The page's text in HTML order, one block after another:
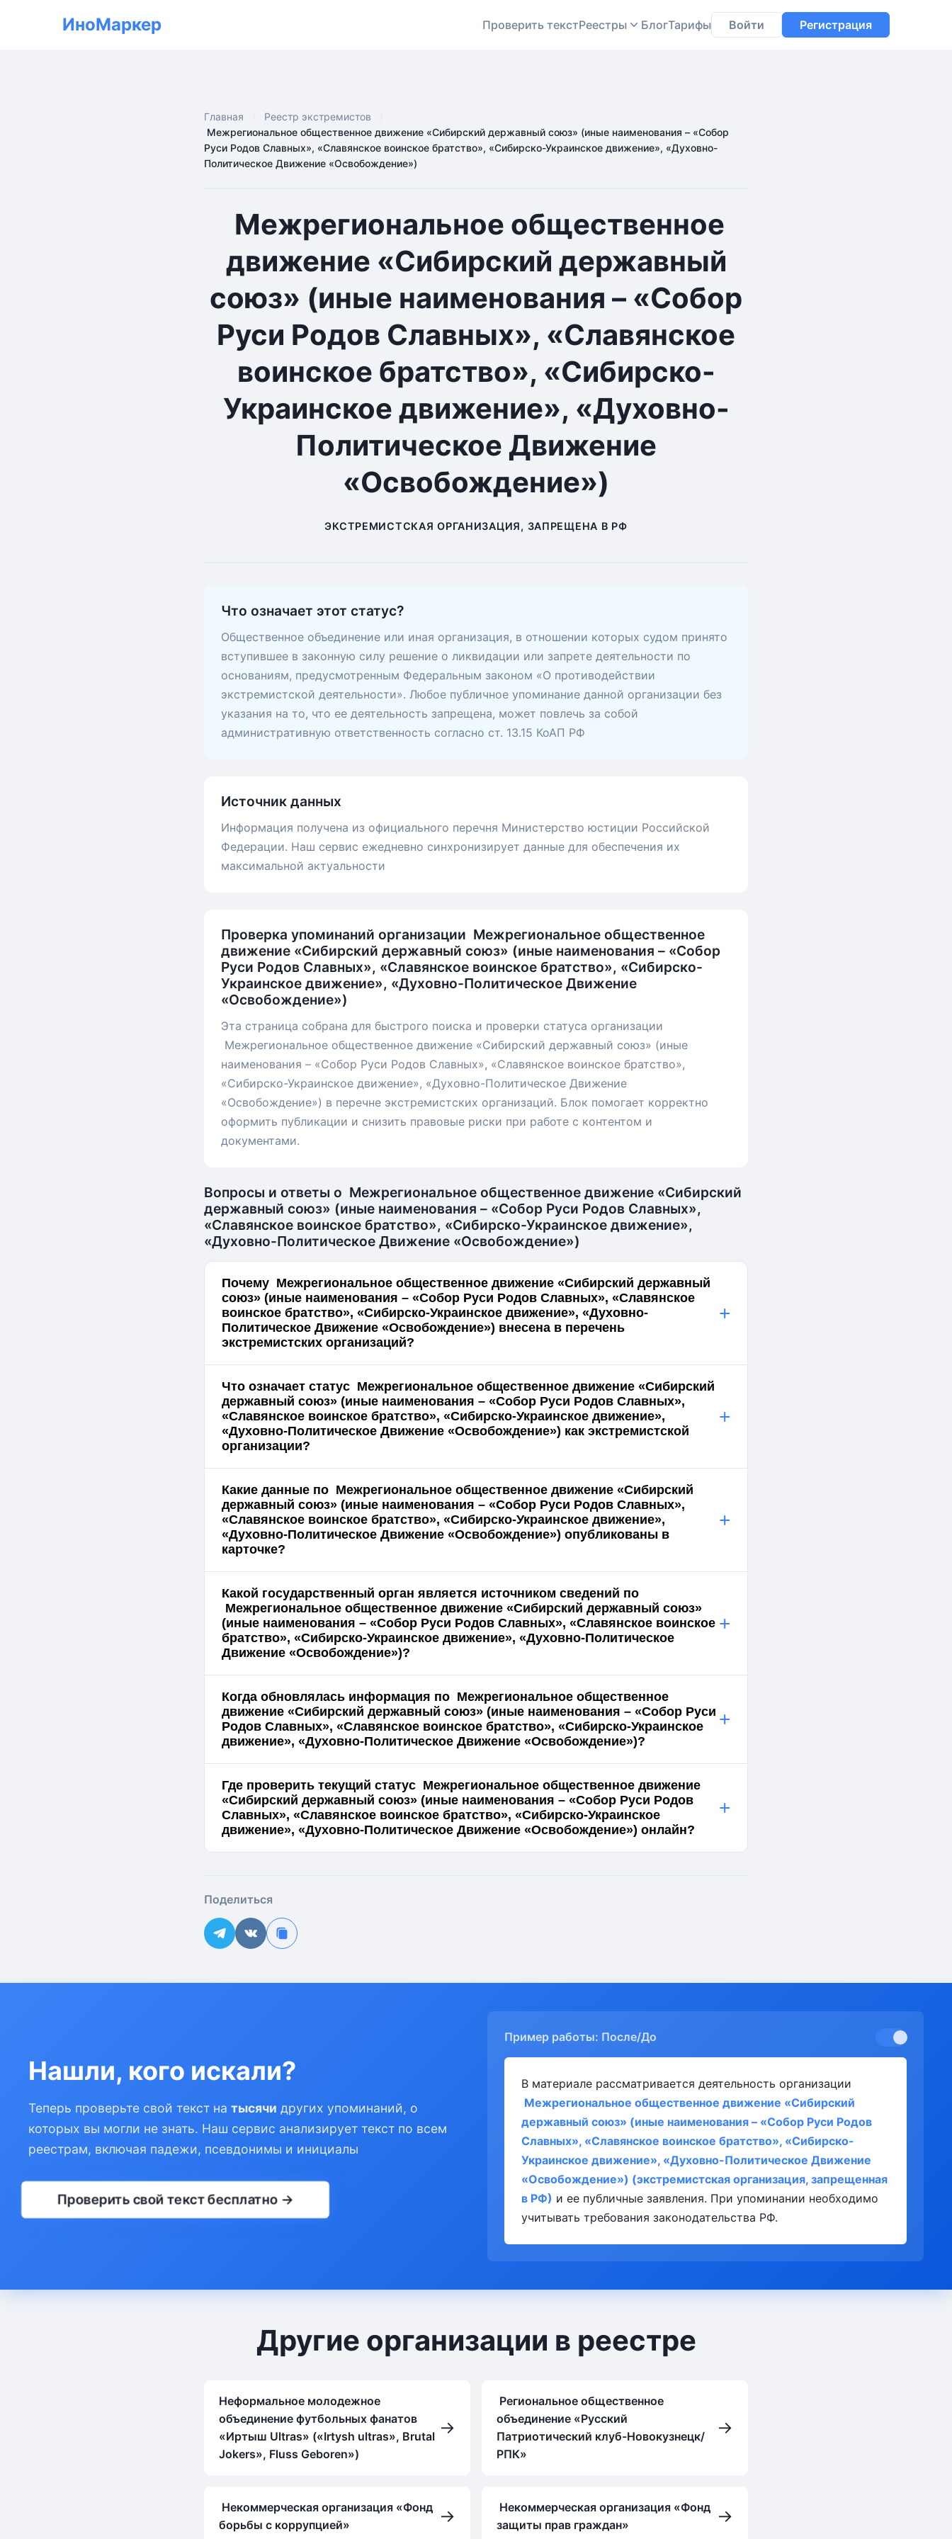
ИноМаркер Проверить текстРеестры БлогТарифы Войти Регистрация
Главная
Реестр экстремистов
Межрегиональное общественное движение «Сибирский державный союз» (иные наименования – «Собор
Руси Родов Славных», «Славянское воинское братство», «Сибирско-Украинское движение», «Духовно-
Политическое Движение «Освобождение»)
Межрегиональное общественное
движение «Сибирский державный
союз» (иные наименования – «Собор
Руси Родов Славных», «Славянское
воинское братство», «Сибирско-
Украинское движение», «Духовно-
Политическое Движение
«Освобождение»)
ЭКСТРЕМИСТСКАЯ ОРГАНИЗАЦИЯ, ЗАПРЕЩЕНА В РФ
Что означает этот статус?
Общественное объединение или иная организация, в отношении которых судом принято
вступившее в законную силу решение о ликвидации или запрете деятельности по
основаниям, предусмотренным Федеральным законом «О противодействии
экстремистской деятельности». Любое публичное упоминание данной организации без
указания на то, что ее деятельность запрещена, может повлечь за собой
административную ответственность согласно ст. 13.15 КоАП РФ
Источник данных
Информация получена из официального перечня Министерство юстиции Российской
Федерации. Наш сервис ежедневно синхронизирует данные для обеспечения их
максимальной актуальности
Проверка упоминаний организации Межрегиональное общественное
движение «Сибирский державный союз» (иные наименования – «Собор
Руси Родов Славных», «Славянское воинское братство», «Сибирско-
Украинское движение», «Духовно-Политическое Движение
«Освобождение»)
Эта страница собрана для быстрого поиска и проверки статуса организации
Межрегиональное общественное движение «Сибирский державный союз» (иные
наименования – «Собор Руси Родов Славных», «Славянское воинское братство»,
«Сибирско-Украинское движение», «Духовно-Политическое Движение
«Освобождение») в перечне экстремистских организаций. Блок помогает корректно
оформить публикации и снизить правовые риски при работе с контентом и
документами.
Вопросы и ответы о Межрегиональное общественное движение «Сибирский
державный союз» (иные наименования – «Собор Руси Родов Славных»,
«Славянское воинское братство», «Сибирско-Украинское движение»,
«Духовно-Политическое Движение «Освобождение»)
Почему Межрегиональное общественное движение «Сибирский державный
союз» (иные наименования – «Собор Руси Родов Славных», «Славянское
воинское братство», «Сибирско-Украинское движение», «Духовно-
Политическое Движение «Освобождение») внесена в перечень
экстремистских организаций?
+
Что означает статус Межрегиональное общественное движение «Сибирский
державный союз» (иные наименования – «Собор Руси Родов Славных»,
«Славянское воинское братство», «Сибирско-Украинское движение»,
«Духовно-Политическое Движение «Освобождение») как экстремистской
организации?
+
Какие данные по Межрегиональное общественное движение «Сибирский
державный союз» (иные наименования – «Собор Руси Родов Славных»,
«Славянское воинское братство», «Сибирско-Украинское движение»,
«Духовно-Политическое Движение «Освобождение») опубликованы в
карточке?
+
Какой государственный орган является источником сведений по
Межрегиональное общественное движение «Сибирский державный союз»
(иные наименования – «Собор Руси Родов Славных», «Славянское воинское
братство», «Сибирско-Украинское движение», «Духовно-Политическое
Движение «Освобождение»)?
+
Когда обновлялась информация по Межрегиональное общественное
движение «Сибирский державный союз» (иные наименования – «Собор Руси
Родов Славных», «Славянское воинское братство», «Сибирско-Украинское
движение», «Духовно-Политическое Движение «Освобождение»)?
+
Где проверить текущий статус Межрегиональное общественное движение
«Сибирский державный союз» (иные наименования – «Собор Руси Родов
Славных», «Славянское воинское братство», «Сибирско-Украинское
движение», «Духовно-Политическое Движение «Освобождение») онлайн?
+
Поделиться
Нашли, кого искали?
Теперь проверьте свой текст на тысячи других упоминаний, о
которых вы могли не знать. Наш сервис анализирует текст по всем
реестрам, включая падежи, псевдонимы и инициалы
Проверить свой текст бесплатно →
Пример работы: После/До
В материале рассматривается деятельность организации
Межрегиональное общественное движение «Сибирский
державный союз» (иные наименования – «Собор Руси Родов
Славных», «Славянское воинское братство», «Сибирско-
Украинское движение», «Духовно-Политическое Движение
«Освобождение») (экстремистская организация, запрещенная
в РФ) и ее публичные заявления. При упоминании необходимо
учитывать требования законодательства РФ.
Другие организации в реестре
Неформальное молодежное
объединение футбольных фанатов
«Иртыш Ultras» («Irtysh ultras», Brutal
Jokers», Fluss Geboren»)
→
Региональное общественное
объединение «Русский
Патриотический клуб-Новокузнецк/
РПК»
→
Некоммерческая организация «Фонд
борьбы с коррупцией»
→
Некоммерческая организация «Фонд
защиты прав граждан»
→